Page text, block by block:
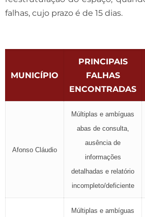
falhas, cujo prazo é de 15 dias.
MUNICÍPIO
PRINCIPAIS
FALHAS
ENCONTRADAS
Afonso Cláudio
Múltiplas e ambíguas
abas de consulta,
ausência de
informações
detalhadas e relatório
incompleto/deficiente
Múltiplas e ambíguas